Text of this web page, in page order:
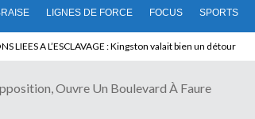
LIGNES DE FORCE FOCUS SPORTS
: Qui pilote le Cameroun ?
Ouvre Un Boulevard À Faure